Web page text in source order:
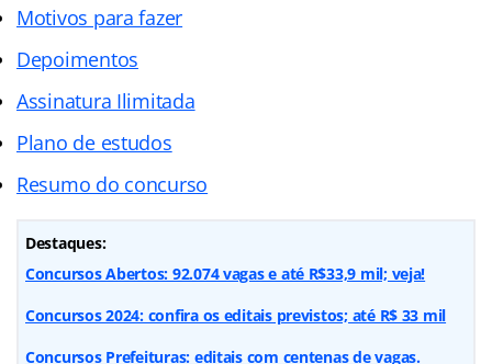
Motivos para fazer
Depoimentos
Assinatura Ilimitada
Plano de estudos
Resumo do concurso
Destaques:
Concursos Abertos: 92.074 vagas e até R$33,9 mil; veja!
Concursos 2024: confira os editais previstos; até R$ 33 mil
Concursos Prefeituras: editais com centenas de vagas.